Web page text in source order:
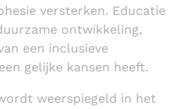
versterken. Educatie
ontwikkeling,
een inclusieve
gelijke kansen heeft.
weerspiegeld in het